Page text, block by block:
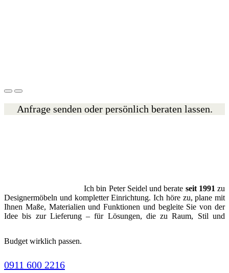
Anfrage senden oder persönlich beraten lassen.
Ich bin Peter Seidel und berate seit 1991 zu
Designermöbeln und kompletter Einrichtung. Ich höre zu, plane mit
Ihnen Maße, Materialien und Funktionen und begleite Sie von der
Idee bis zur Lieferung – für Lösungen, die zu Raum, Stil und
Budget wirklich passen.
0911 600 2216